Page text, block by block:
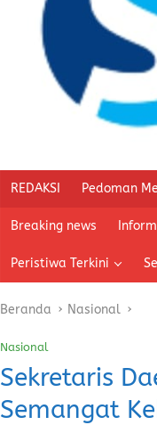
REDAKSI Pedoman
Breaking news
Peristiwa Terkini
Beranda Nasional
Nasional
Sekretaris
Semangat